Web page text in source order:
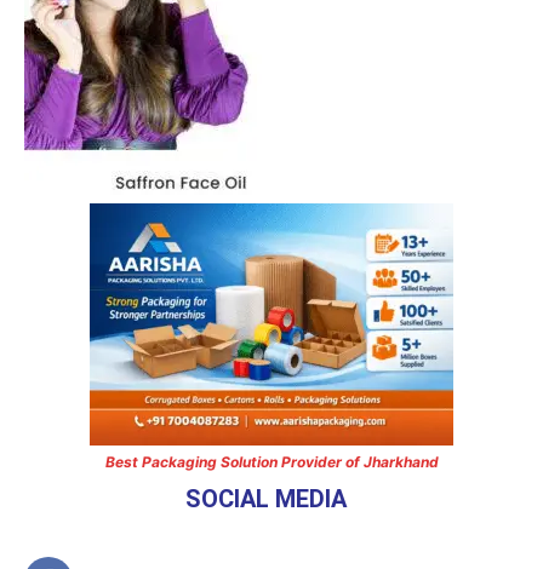
Best Packaging Solution Provider of Jharkhand
SOCIAL MEDIA